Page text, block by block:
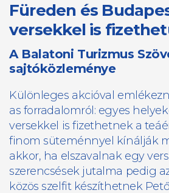
Füreden és
versekkel is
A Balatoni Turizmus
sajtóközleménye
Különleges akcióval
as forradalomról: egyes
versekkel is fizethetnek a
finom süteménnyel kínálják
akkor, ha elszavalnak egy
szerencsések jutalma pedig
közös szelfit készíthetnek